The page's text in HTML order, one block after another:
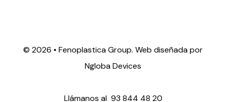
© 2026 • Fenoplastica Group. Web diseñada por
Ngloba Devices
Llámanos al 93 844 48 20